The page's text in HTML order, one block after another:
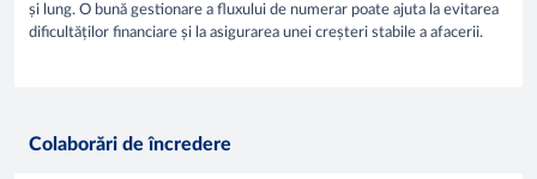
și lung. O bună gestionare a fluxului de numerar poate ajuta la evitarea
dificultăților financiare și la asigurarea unei creșteri stabile a afacerii.
Colaborări de încredere